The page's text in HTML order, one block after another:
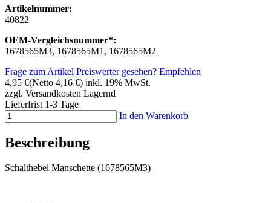
Artikelnummer:
40822
OEM-Vergleichsnummer*:
1678565M3, 1678565M1, 1678565M2
Frage zum Artikel Preiswerter gesehen? Empfehlen
4,95 €(Netto 4,16 €) inkl. 19% MwSt.
zzgl. Versandkosten Lagernd
Lieferfrist 1-3 Tage
In den Warenkorb
Beschreibung
Schalthebel Manschette (1678565M3)